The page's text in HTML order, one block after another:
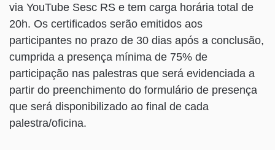
via YouTube Sesc RS e tem carga horária total de
20h. Os certificados serão emitidos aos
participantes no prazo de 30 dias após a conclusão,
cumprida a presença mínima de 75% de
participação nas palestras que será evidenciada a
partir do preenchimento do formulário de presença
que será disponibilizado ao final de cada
palestra/oficina.